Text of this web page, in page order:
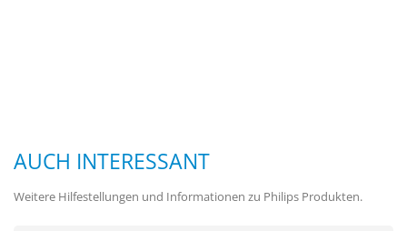
AUCH INTERESSANT
Weitere Hilfestellungen und Informationen zu Philips Produkten.